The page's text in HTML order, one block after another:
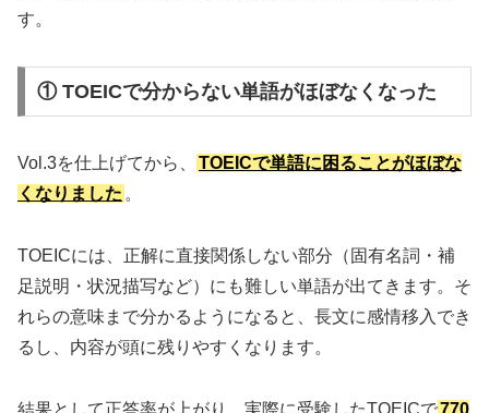
す。
① TOEICで分からない単語がほぼなくなった
Vol.3を仕上げてから、
TOEICで単語に困ることがほぼな
くなりました 。
TOEICには、正解に直接関係しない部分（固有名詞・補
足説明・状況描写など）にも難しい単語が出てきます。そ
れらの意味まで分かるようになると、長文に感情移入でき
るし、内容が頭に残りやすくなります。
結果として正答率が上がり、実際に受験したTOEICで770